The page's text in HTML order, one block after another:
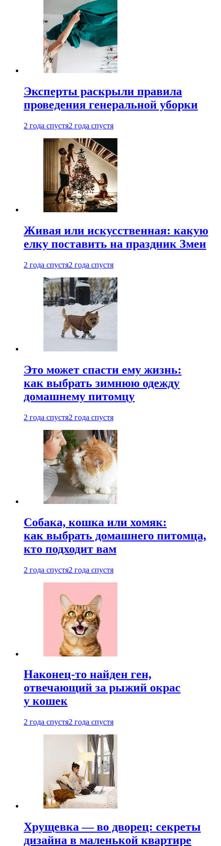
Эксперты раскрыли правила
проведения генеральной уборки
2 года спустя2 года спустя
Живая или искусственная: какую
елку поставить на праздник Змеи
2 года спустя2 года спустя
Это может спасти ему жизнь:
как выбрать зимнюю одежду
домашнему питомцу
2 года спустя2 года спустя
Собака, кошка или хомяк:
как выбрать домашнего питомца,
кто подходит вам
2 года спустя2 года спустя
Наконец-то найден ген,
отвечающий за рыжий окрас
у кошек
2 года спустя2 года спустя
Хрущевка — во дворец: секреты
дизайна в маленькой квартире